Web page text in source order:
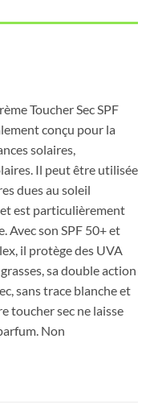
Toucher Sec SPF
conçu pour la
solaires,
Il peut être utilisée
dues au soleil
est particulièrement
Avec son SPF 50+ et
il protège des UVA
sa double action
sans trace blanche et
toucher sec ne laisse
Non